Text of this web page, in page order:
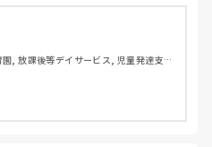
, 放課後等デイサービス, 児童発達支援